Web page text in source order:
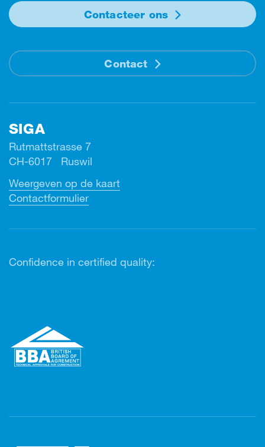
Contacteer ons
Contact
SIGA
Rutmattstrasse 7
CH-6017 Ruswil
Weergeven op de kaart
Contactformulier
Confidence in certified quality: